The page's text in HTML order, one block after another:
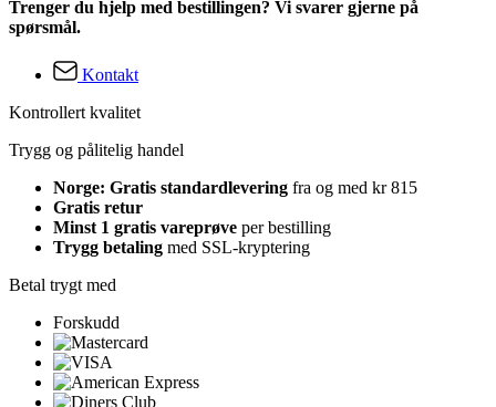
Trenger du hjelp med bestillingen? Vi svarer gjerne på
spørsmål.
Kontakt
Kontrollert kvalitet
Trygg og pålitelig handel
Norge: Gratis standardlevering fra og med kr 815
Gratis retur
Minst 1 gratis vareprøve per bestilling
Trygg betaling med SSL-kryptering
Betal trygt med
Forskudd